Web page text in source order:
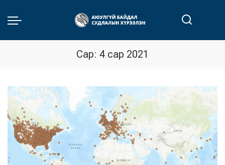
Сар: 4 сар 2021